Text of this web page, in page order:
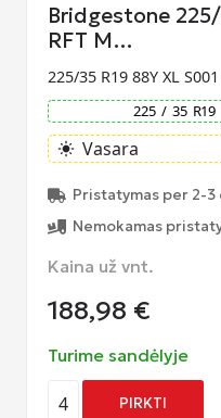
Bridgestone
RFT M…
225/35 R19 88Y XL
225 / 35 R19
light_mode Vasara
Pristatymas per 2-3
Nemokamas
Kaina už vnt.
188,98 €
Turime sandėlyje
4 PIRKTI